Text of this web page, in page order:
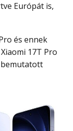
Európát is,
17T Pro
bemutatott